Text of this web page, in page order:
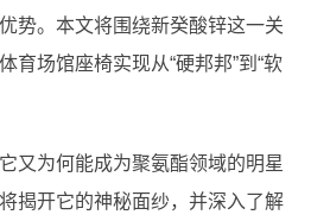
势。本文将围绕新癸酸锌这一关
育场馆座椅实现从“硬邦邦”到“软
又为何能成为聚氨酯领域的明星
揭开它的神秘面纱，并深入了解